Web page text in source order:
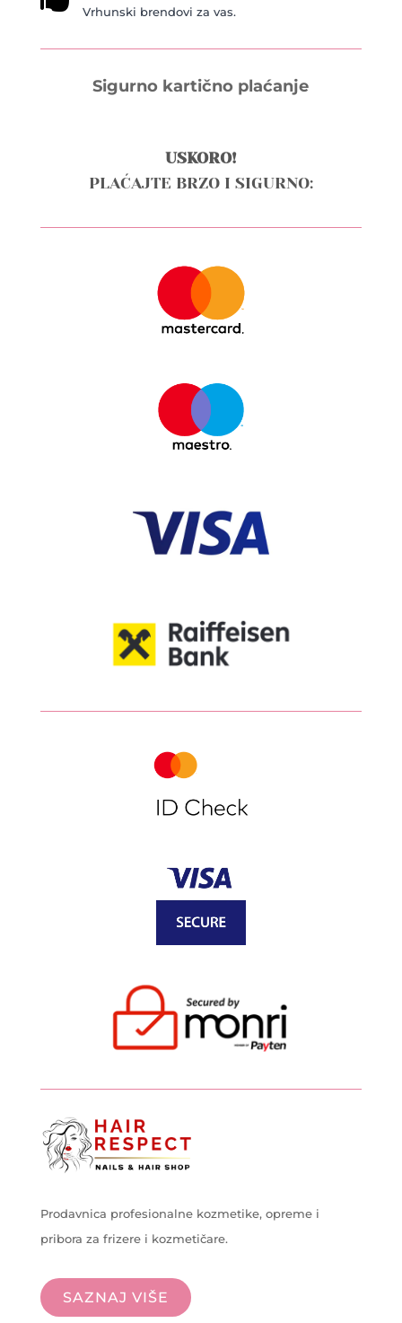
Vrhunski brendovi za vas.
Sigurno kartično plaćanje
USKORO!
PLAĆAJTE BRZO I SIGURNO:
Prodavnica profesionalne kozmetike, opreme i
pribora za frizere i kozmetičare.
SAZNAJ VIŠE